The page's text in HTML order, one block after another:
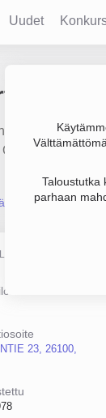
Uudet
Taloustutka
parhaan
on 26.2 milj.
(OY).
Lähde: YTJ, PRH,
23, 26100,